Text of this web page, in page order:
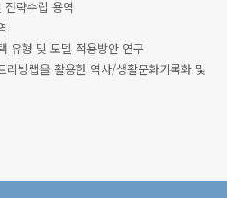
략수립 용역
유형 및 모델 적용방안 연구
리빙랩을 활용한 역사/생활문화기록화 및